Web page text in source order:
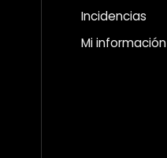
Incidencias
Mi información